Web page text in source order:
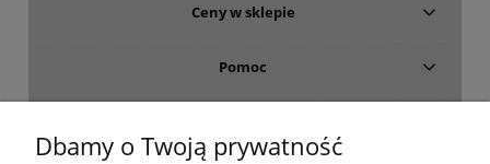
Ceny w sklepie
Pomoc
Dbamy o Twoją prywatność